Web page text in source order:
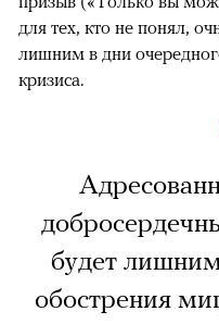
для тех, кто не понял,
лишним в дни
кризиса.
будет
обострения